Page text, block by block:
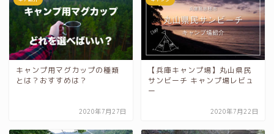
キャンプ用マグカップの種類
とは？おすすめは？
2020年7月27日
【兵庫キャンプ場】丸山県民
サンビーチ キャンプ場レビュ
ー
2020年7月22日